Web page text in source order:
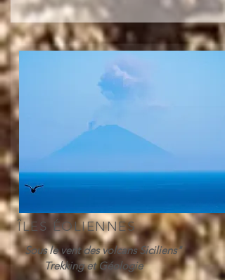
ÎLES ÉOLIENNES
Sous le vent des volcans Siciliens"
Trekking et Géologie